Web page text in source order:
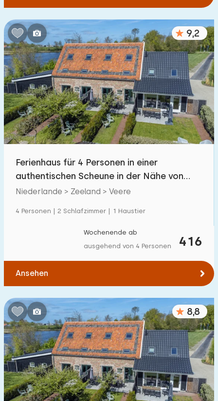
9,2
Ferienhaus für 4 Personen in einer
authentischen Scheune in der Nähe von
Veere
Niederlande > Zeeland > Veere
4 Personen | 2 Schlafzimmer | 1 Haustier
416
Wochenende ab
ausgehend von 4 Personen
Ansehen
8,8